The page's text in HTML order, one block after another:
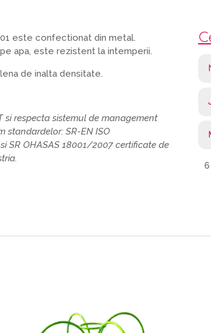
este confectionat din metal.
apa, este rezistent la intemperii.
de inalta densitate.
si respecta sistemul de management
standardelor: SR-EN ISO
SR OHASAS 18001/2007 certificate de
6